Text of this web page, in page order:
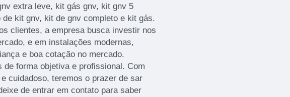
extra leve, kit gás gnv, kit gnv 5
kit gnv, kit de gnv completo e kit gás.
clientes, a empresa busca investir nos
e em instalações modernas,
e boa cotação no mercado.
forma objetiva e profissional. Com
cuidadoso, teremos o prazer de sar
de entrar em contato para saber